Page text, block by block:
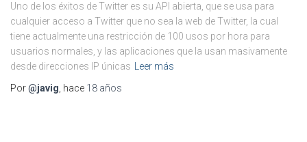
Uno de los éxitos de Twitter es su API abierta, que se usa para
cualquier acceso a Twitter que no sea la web de Twitter, la cual
tiene actualmente una restricción de 100 usos por hora para
usuarios normales, y las aplicaciones que la usan masivamente
desde direcciones IP únicas
Leer más
Por@javig , hace 18 años